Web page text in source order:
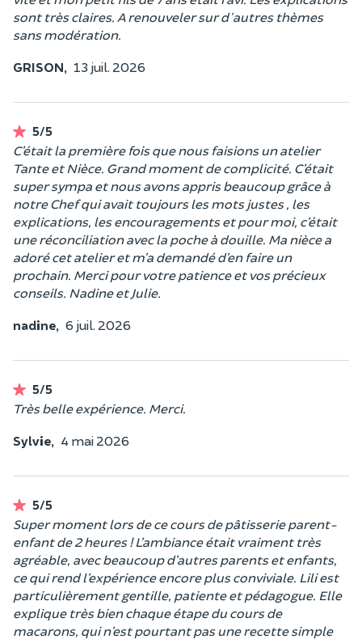
sont très claires. A renouveler sur d'autres thèmes
sans modération.
GRISON, 13 juil. 2026
5/5
C’était la première fois que nous faisions un atelier
Tante et Nièce. Grand moment de complicité. C’était
super sympa et nous avons appris beaucoup grâce à
notre Chef qui avait toujours les mots justes , les
explications, les encouragements et pour moi, c’était
une réconciliation avec la poche à douille. Ma nièce a
adoré cet atelier et m’a demandé d’en faire un
prochain. Merci pour votre patience et vos précieux
conseils. Nadine et Julie.
nadine, 6 juil. 2026
5/5
Très belle expérience. Merci.
Sylvie, 4 mai 2026
5/5
Super moment lors de ce cours de pâtisserie parent-
enfant de 2 heures ! L’ambiance était vraiment très
agréable, avec beaucoup d’autres parents et enfants,
ce qui rend l’expérience encore plus conviviale. Lili est
particulièrement gentille, patiente et pédagogue. Elle
explique très bien chaque étape du cours de
macarons, qui n’est pourtant pas une recette simple